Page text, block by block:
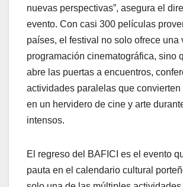
nuevas perspectivas”, asegura el
evento. Con casi 300 películas
países, el festival no solo ofrece una
programación cinematográfica, sino
abre las puertas a encuentros,
actividades paralelas que convierten
en un hervidero de cine y arte
intensos.
El regreso del BAFICI es el evento
pauta en el calendario cultural